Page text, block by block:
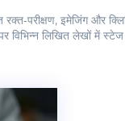
इमेजिंग और
विभिन्न लिखित लेखों में